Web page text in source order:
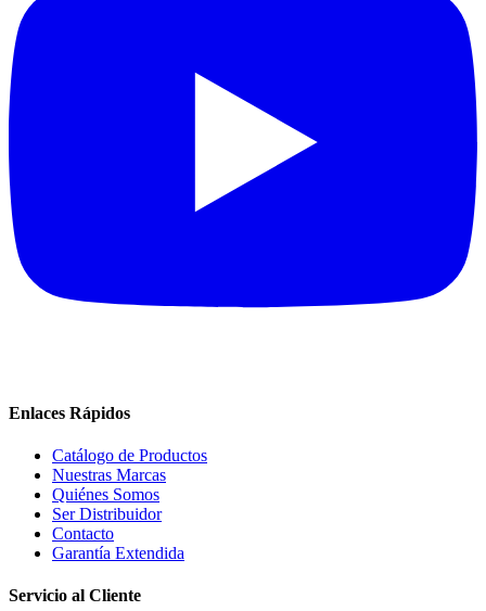
Enlaces Rápidos
Catálogo de Productos
Nuestras Marcas
Quiénes Somos
Ser Distribuidor
Contacto
Garantía Extendida
Servicio al Cliente